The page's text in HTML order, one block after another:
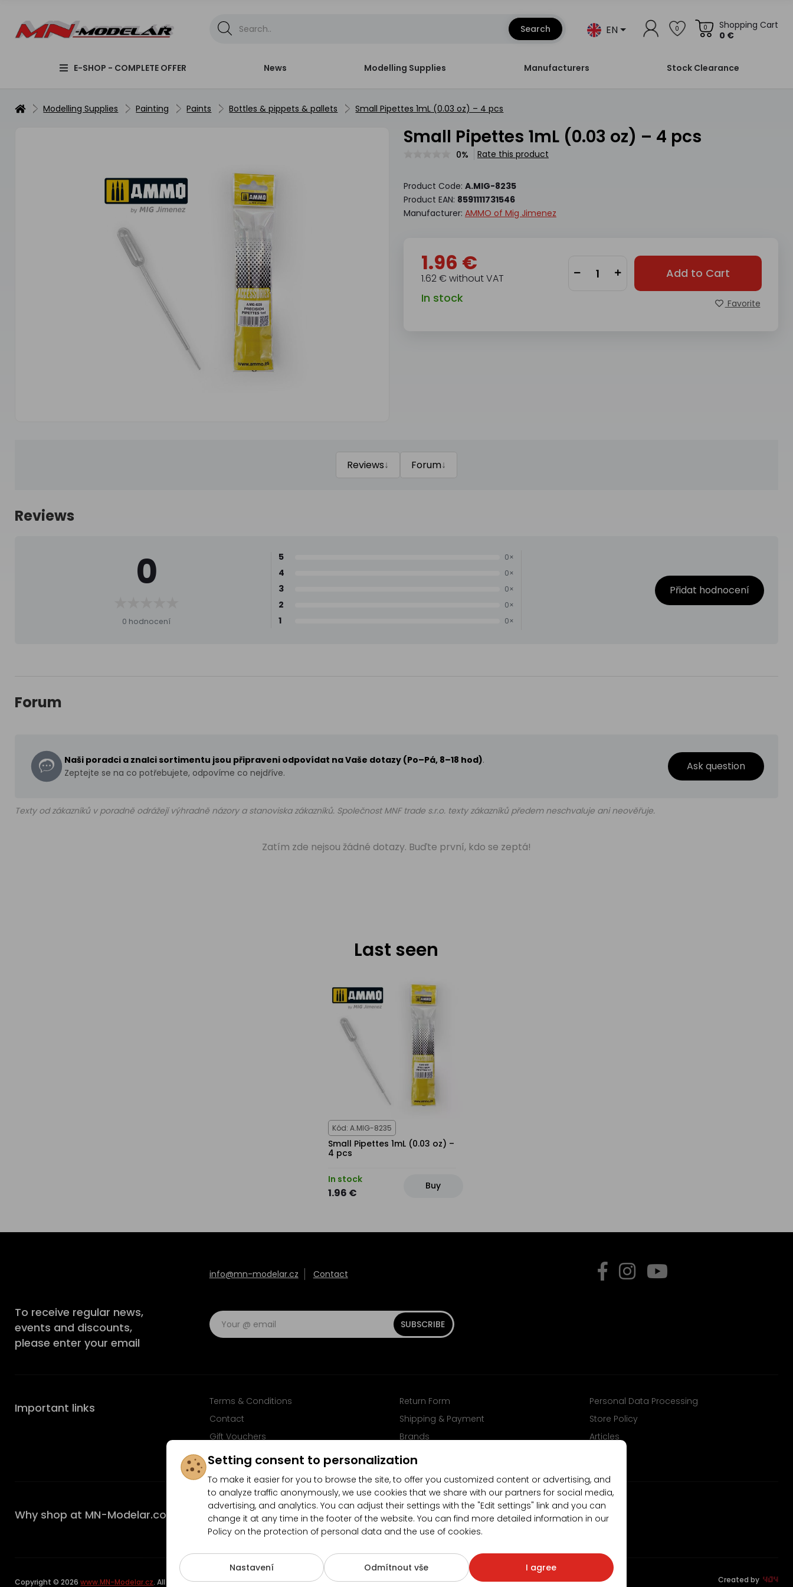
Search EN 0
Shopping Cart
0 €
0
E-SHOP - COMPLETE OFFER News Modelling Supplies Manufacturers Stock Clearance
Modelling Supplies Painting Paints Bottles & pippets & pallets Small Pipettes 1mL (0.03 oz) – 4 pcs
Small Pipettes 1mL (0.03 oz) – 4 pcs
0% Rate this product
Product Code: A.MIG-8235
Product EAN: 8591111731546
Manufacturer: AMMO of Mig Jimenez
1.96 €
1.62 € without VAT
In stock
Add to Cart
Favorite
Reviews↓ Forum↓
Reviews
0
0 hodnocení
5 0×
4 0×
3 0×
2 0×
1 0×
Přidat hodnocení
Forum
Naši poradci a znalci sortimentu jsou připraveni odpovídat na Vaše dotazy (Po–Pá, 8–18 hod).
Zeptejte se na co potřebujete, odpovíme co nejdříve.
Ask question
Texty od zákazníků v poradně odrážejí výhradně názory a stanoviska zákazníků. Společnost MNF trade s.r.o. texty zákazníků předem neschvaluje ani neověřuje.
Zatím zde nejsou žádné dotazy. Buďte první, kdo se zeptá!
Last seen
Kód: A.MIG-8235
Small Pipettes 1mL (0.03 oz) –
4 pcs
In stock
1.96 €
Buy
info@mn-modelar.cz Contact
To receive regular news,
events and discounts,
please enter your email
SUBSCRIBE
Important links Terms & Conditions Return Form
Personal Data Processing
Contact
Shipping & Payment
Store Policy
Gift Vouchers
Brands
Articles
FAQ
Follow us on Facebook
Why shop at MN-Modelar.com
4.9/5 (10481x) 4.5/5(189x)
Copyright © 2026www.MN-Modelar.cz. All rights reserved. Created by
Setting consent to personalization
To make it easier for you to browse the site, to offer you customized content or advertising, and
to analyze traffic anonymously, we use cookies that we share with our partners for social media,
advertising, and analytics. You can adjust their settings with the "Edit settings" link and you can
change it at any time in the footer of the website. You can find more detailed information in our
Policy on the protection of personal data and the use of cookies.
Nastavení Odmítnout vše I agree